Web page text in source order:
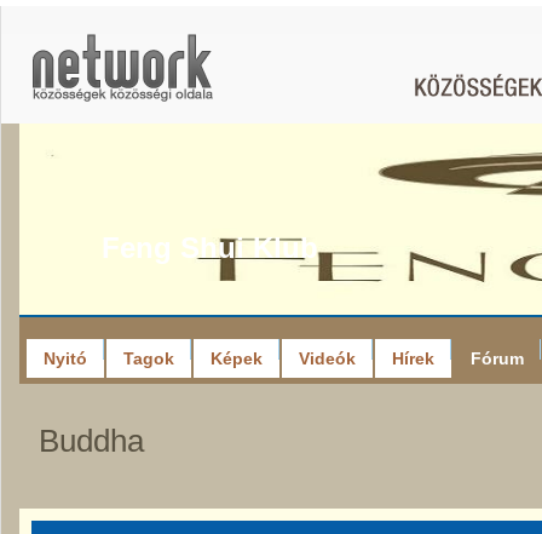
Feng Shui Klub
Nyitó Tagok Képek Videók Hírek Fórum
Buddha